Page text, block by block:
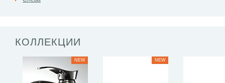
КОЛЛЕКЦИИ
NEW NEW